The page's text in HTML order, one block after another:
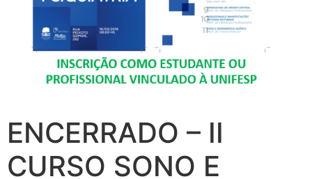
ENCERRADO – II
CURSO SONO E